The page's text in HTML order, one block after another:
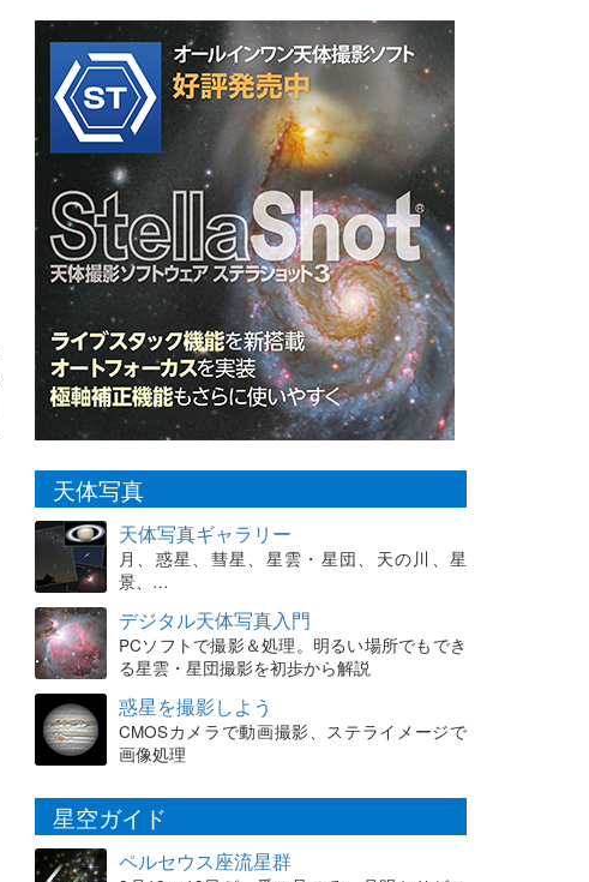
天体写真
天体写真ギャラリー
月、惑星、彗星、星雲・星団、天の川、星
景、…
デジタル天体写真入門
PCソフトで撮影＆処理。明るい場所でもでき
る星雲・星団撮影を初歩から解説
惑星を撮影しよう
CMOSカメラで動画撮影、ステライメージで
画像処理
星空ガイド
ペルセウス座流星群